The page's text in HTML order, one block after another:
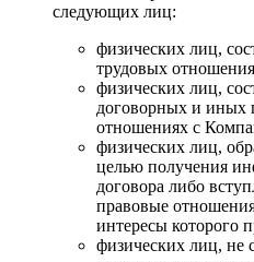
следующих лиц:
физических лиц,
трудовых
физических лиц,
договорных и иных
отношениях с
физических лиц,
целью получения
договора либо
правовые
интересы которого
физических лиц, не